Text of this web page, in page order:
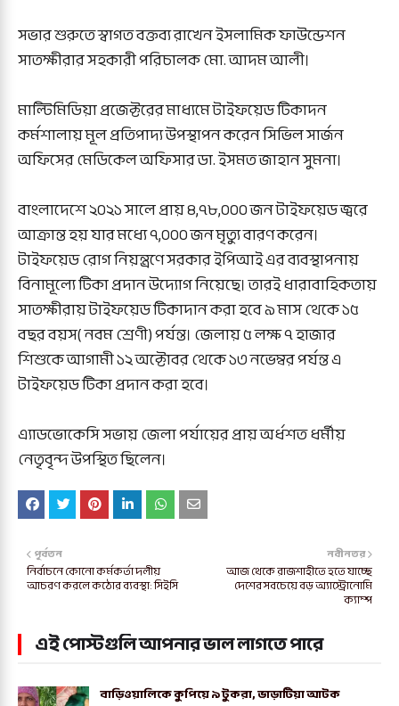
সভার শুরুতে স্বাগত বক্তব্য রাখেন ইসলামিক ফাউন্ডেশন
সাতক্ষীরার সহকারী পরিচালক মো. আদম আলী।
মাল্টিমিডিয়া প্রজেক্টরের মাধ্যমে টাইফয়েড টিকাদন
কর্মশালায় মূল প্রতিপাদ্য উপস্থাপন করেন সিভিল সার্জন
অফিসের মেডিকেল অফিসার ডা. ইসমত জাহান সুমনা।
বাংলাদেশে ২০২১ সালে প্রায় ৪,৭৮,০০০ জন টাইফয়েড জ্বরে
আক্রান্ত হয় যার মধ্যে ৭,০০০ জন মৃত্যু বারণ করেন।
টাইফয়েড রোগ নিয়ন্ত্রণে সরকার ইপিআই এর ব্যবস্থাপনায়
বিনামূল্যে টিকা প্রদান উদ্যোগ নিয়েছে। তারই ধারাবাহিকতায়
সাতক্ষীরায় টাইফয়েড টিকাদান করা হবে ৯ মাস থেকে ১৫
বছর বয়স( নবম শ্রেণী) পর্যন্ত। জেলায় ৫ লক্ষ ৭ হাজার
শিশুকে আগামী ১২ অক্টোবর থেকে ১৩ নভেম্বর পর্যন্ত এ
টাইফয়েড টিকা প্রদান করা হবে।
এ্যাডভোকেসি সভায় জেলা পর্যায়ের প্রায় অর্ধশত ধর্মীয়
নেতৃবৃন্দ উপস্থিত ছিলেন।
নবীনতর
আজ থেকে রাজশাহীতে হতে যাচ্ছে
দেশের সবচেয়ে বড় অ্যাস্ট্রোনোমি
ক্যাম্প
পূর্বতন
নির্বাচনে কোনো কর্মকর্তা দলীয়
আচরণ করলে কঠোর ব্যবস্থা: সিইসি
এই পোস্টগুলি আপনার ভাল লাগতে পারে
বাড়িওয়ালিকে কুপিয়ে ৯ টুকরা, ভাড়াটিয়া আটক